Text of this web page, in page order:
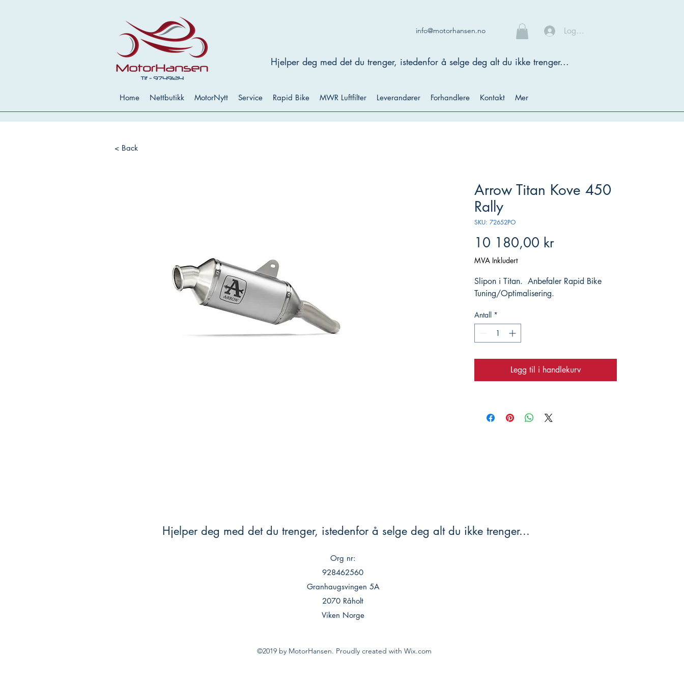
info@motorhansen.no Logg inn
Hjelper deg med det du trenger, istedenfor å selge deg alt du ikke trenger...
Home Nettbutikk MotorNytt Service Rapid Bike MWR Luftfilter Leverandører Forhandlere Kontakt Mer
< Back
Arrow Titan Kove 450
Rally
SKU: 72652PO
10 180,00 krPris
MVA Inkludert
Slipon i Titan. Anbefaler Rapid Bike
Tuning/Optimalisering.
Antall *
Legg til i handlekurv
Hjelper deg med det du trenger, istedenfor å selge deg alt du ikke trenger...
Org nr:
928462560
Granhaugsvingen 5A
2070 Råholt
Viken Norge
©2019 by MotorHansen. Proudly created with Wix.com